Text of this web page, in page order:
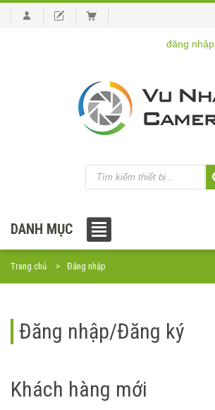
đăng nhập
DANH MỤC
Trang chủ Đăng nhập
Đăng nhập/Đăng ký
Khách hàng mới